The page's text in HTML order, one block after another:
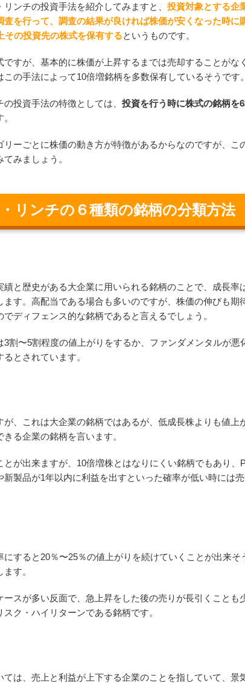
ンチの投資手法を紹介してみますと、 投資対象とする企
査を行って、調査の結果が良ければ株価が安くなった時に
その投資先の株式を保有するというものです。
ですが、基本的に株価が上昇するまでは売却することがな
この手法によって10倍増銘柄を多数保有しているそうです。
投資手法の特徴としては、 投資を行う時に株式の銘柄を
リーごとに株価の動き方が特徴があるからなのですが、こ
みましょう。
リンチの６種類の銘柄の分類方法
績と歴史がある大企業に用いられる銘柄のことで、成長率
ます。高配当である場合も多いのですが、株価の伸びも期
でディフェンス的な銘柄であると言えるでしょう。
3割〜5割程度の値上がりをするか、ファンダメンタルが悪
とされています。
が、これは大企業の銘柄ではあるが、低成長株よりも値上
る企業の銘柄を言います。
とが出来ますが、10倍増株とはなりにくい銘柄でもあり、
新製品が1年以内に利益を出すといった確率が低い時には
にすると20％〜25％の値上がりを続けていくことが出来そ
す。
ースが多い反面で、急上昇をした後の売りが長引くことも
ク・ハイリターンである銘柄です。
ては、売上と利益が上下する企業のことを指していて、景